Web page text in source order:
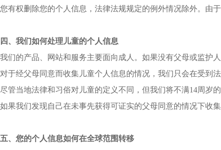
您有权删除您的个人信息，法律法规规定的例外情况除外。由
四、我们如何处理儿童的个人信息
我们的产品、网站和服务主要面向成人。如果没有父母或监护
对于经父母同意而收集儿童个人信息的情况，我们只会在受到
尽管当地法律和习俗对儿童的定义不同，但我们将不满14周岁
如果我们发现自己在未事先获得可证实的父母同意的情况下收
五、您的个人信息如何在全球范围转移